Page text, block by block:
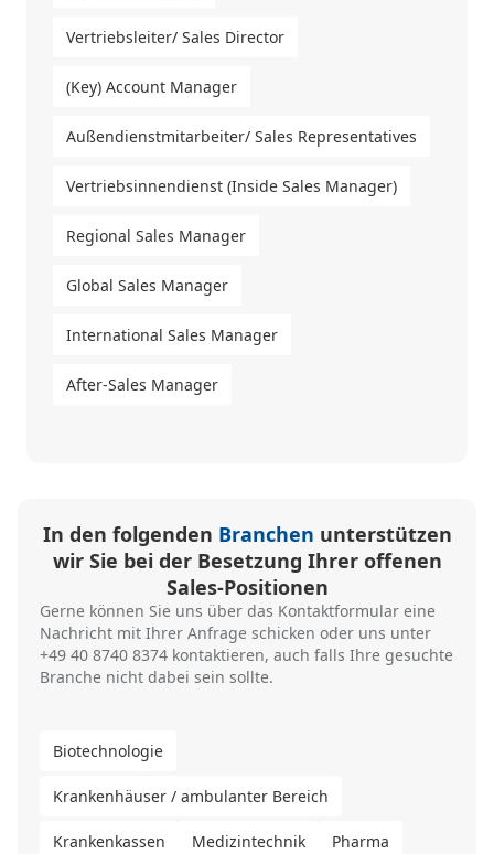
Vertriebsleiter/ Sales Director
(Key) Account Manager
Außendienstmitarbeiter/ Sales Representatives
Vertriebsinnendienst (Inside Sales Manager)
Regional Sales Manager
Global Sales Manager
International Sales Manager
After-Sales Manager
In den folgenden Branchen unterstützen
wir Sie bei der Besetzung Ihrer offenen
Sales-Positionen
Gerne können Sie uns über das Kontaktformular eine
Nachricht mit Ihrer Anfrage schicken oder uns unter
+49 40 8740 8374 kontaktieren, auch falls Ihre gesuchte
Branche nicht dabei sein sollte.
Biotechnologie
Krankenhäuser / ambulanter Bereich
Krankenkassen Medizintechnik Pharma